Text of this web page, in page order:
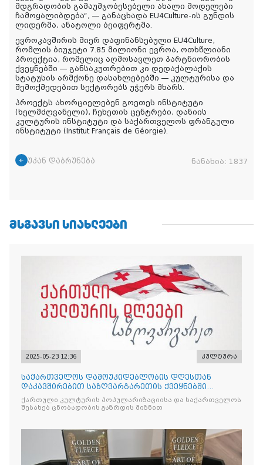
მდგრადობის გამაუმჯობესებელი ახალი მოდელები
ჩამოყალიბდება“, — განაცხადა EU4Culture-ის გუნდის
ლიდერმა, ანატოლი ბეიფერტმა.
ევროკავშირის მიერ დაფინანსებული EU4Culture,
რომლის ბიუჯეტი 7.85 მილიონი ევროა, ოთხწლიანი
პროექტია, რომელიც აღმოსავლეთ პარტნიორობის
ქვეყნებში — განსაკუთრებით კი დედაქალაქის
სტატუსის არმქონე დასახლებებში — კულტურისა და
შემოქმედებით სექტორებს უჭერს მხარს.
პროექტს ახორციელებენ გოეთეს ინსტიტუტი
(ხელმძღვანელი), ჩეხეთის ცენტრები, დანიის
კულტურის ინსტიტუტი და საქართველოს ფრანგული
ინსტიტუტი (Institut Français de Géorgie).
უკან დაბრუნება ნანახია: 1837
ᲛᲡᲒᲐᲕᲡᲘ ᲡᲘᲐᲮᲚᲔᲔᲑᲘ
2025-05-23 12:36 კულტურა
საქართველოს დამოუკიდებლობის დღესთან
დაკავშირებით საზღვარგარეთის ქვეყნებში
ქართული კულტურის დღეები აღ
ქართული კულტურის პოპულარიზაციისა და საქართველოს
შესახებ ცნობადობის გაზრდის მიზნით